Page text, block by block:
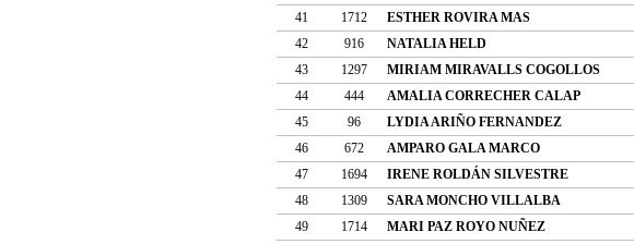
41
1712 ESTHER ROVIRA MAS
42
916 NATALIA HELD
43
1297 MIRIAM MIRAVALLS COGOLLOS
44
444 AMALIA CORRECHER CALAP
45
96 LYDIA ARIÑO FERNANDEZ
46
672 AMPARO GALA MARCO
47
1694 IRENE ROLDÁN SILVESTRE
48
1309 SARA MONCHO VILLALBA
49
1714 MARI PAZ ROYO NUÑEZ